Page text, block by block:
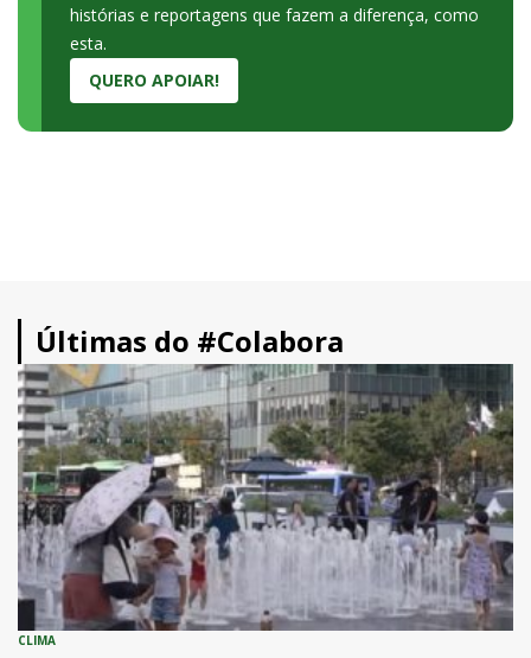
histórias e reportagens que fazem a diferença, como
esta.
QUERO APOIAR!
Últimas do #Colabora
CLIMA